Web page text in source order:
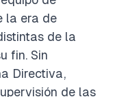
la era de
de la
fin. Sin
Directiva,
de las